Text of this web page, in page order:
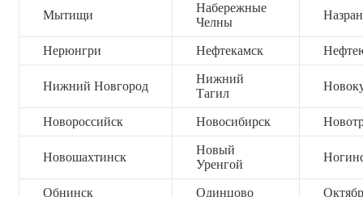
Мытищи
Набережные
Челны
Нерюнгри Нефтекамск
Нижний Новгород
Нижний
Тагил
Новороссийск Новосибирск
Новошахтинск
Новый
Уренгой
Обнинск Одинцово